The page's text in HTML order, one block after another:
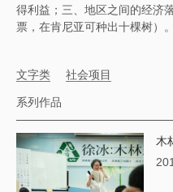
得利益；三、地区之间的经济
票，在肯尼亚可种出十棵树）。
文字类 社会项目
系列作品
木